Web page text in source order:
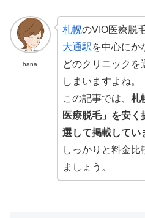
hana
札幌のVIO医療脱
大通駅を中心にか
どのクリニックを
しまいますよね。
この記事では、 札
医療脱毛」を安
選して掲載してい
しっかりと料金比
ましょう。